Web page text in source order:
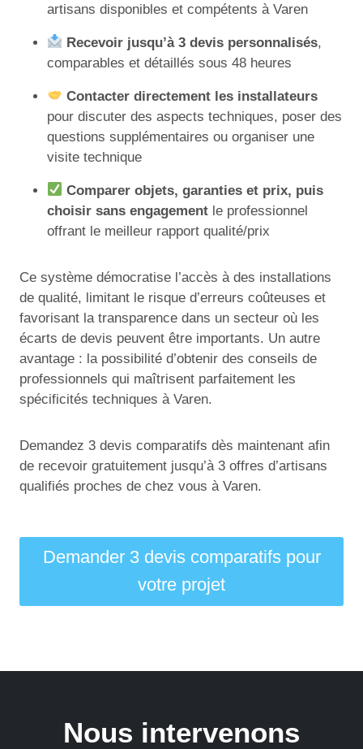
artisans disponibles et compétents à Varen
Recevoir jusqu’à 3 devis personnalisés,
comparables et détaillés sous 48 heures
Contacter directement les installateurs
pour discuter des aspects techniques, poser des
questions supplémentaires ou organiser une
visite technique
Comparer objets, garanties et prix, puis
choisir sans engagement le professionnel
offrant le meilleur rapport qualité/prix
Ce système démocratise l’accès à des installations
de qualité, limitant le risque d’erreurs coûteuses et
favorisant la transparence dans un secteur où les
écarts de devis peuvent être importants. Un autre
avantage : la possibilité d’obtenir des conseils de
professionnels qui maîtrisent parfaitement les
spécificités techniques à Varen.
Demandez 3 devis comparatifs dès maintenant afin
de recevoir gratuitement jusqu’à 3 offres d’artisans
qualifiés proches de chez vous à Varen.
Demander 3 devis comparatifs pour
votre projet
Nous intervenons